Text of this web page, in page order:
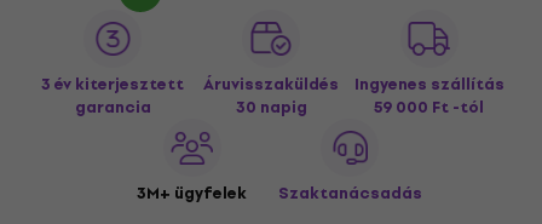
3 év kiterjesztett
garancia
Áruvisszaküldés
30 napig
Ingyenes szállítás
59 000 Ft -tól
3M+ ügyfelek Szaktanácsadás